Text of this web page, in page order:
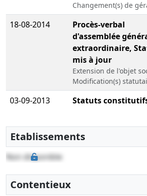
Changement(s) de
18-08-2014
Procès-verbal
d'assemblée
extraordinaire,
mis à jour
Extension de l'objet
Modification(s)
03-09-2013 Statuts
Etablissements
Non disponible
Contentieux